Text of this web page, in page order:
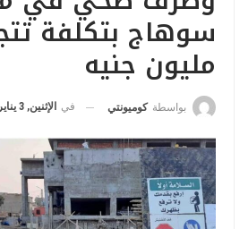
مليون جنيه
بواسطة كوميونتي في الإثنين, 3 يناير، 2022